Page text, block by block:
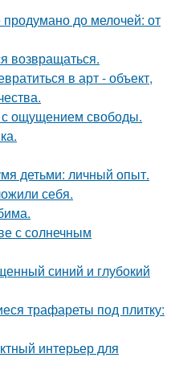
до мелочей: от
возвращаться.
в арт - объект,
с ощущением свободы.
детьми: личный опыт.
себя.
с солнечным
синий и глубокий
трафареты под плитку:
интерьер для